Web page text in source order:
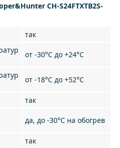
CH-S24FTXTB2S-
так
от -30°С до +24°С
от -18°С до +52°С
так
да, до -30°C на обогрев
так